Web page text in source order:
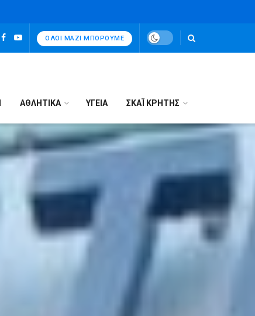
ΌΛΟΙ ΜΑΖΊ ΜΠΟΡΟΎΜΕ
ΑΘΛΗΤΙΚΑ ΥΓΕΙΑ ΣΚΑΪ ΚΡΗΤΗΣ